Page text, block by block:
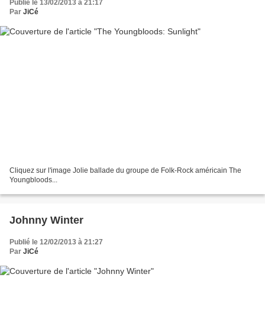
Publié le 13/02/2013 à 21:17
Par JiCé
Cliquez sur l'image Jolie ballade du groupe de Folk-Rock américain The
Youngbloods...
Johnny Winter
Publié le 12/02/2013 à 21:27
Par JiCé